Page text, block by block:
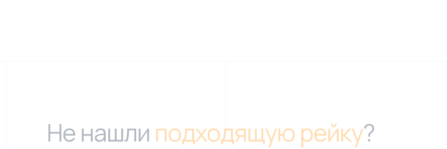
Не нашли подходящую рейку?